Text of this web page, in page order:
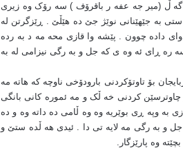
گه ڵ (میر جه عفه ر باقرۆف ) سه رۆک وه زیری
به جێهێنانی نوێژ جێ ده هێڵێ . ڕێزگرتن له
داده چوون . پێشه وا قازی محه مه د به رده
ره ڕای ئه وه ی که جل و به رگی نیزامی له به
بۆ تاوتۆکردنی بارودۆخی ناوچه که هاته مه
چاوترسێن کردنی خه ڵک و مه ئموره کانی بانگی
به وپه ڕی بوێریه وه وه ڵامی ده داته وه و ده
و به رگی مه لایه تی دا . ئیدی هه ڵده ستێ و
وه پارێزگار .